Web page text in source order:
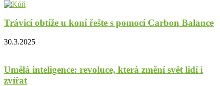
Trávicí obtíže u koní řešte s pomocí Carbon Balance
30.3.2025
Umělá inteligence: revoluce, která změní svět lidí i
zvířat